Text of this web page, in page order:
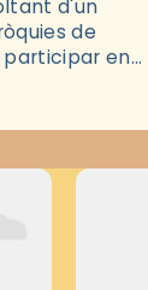
d'un
de
participar en
pel